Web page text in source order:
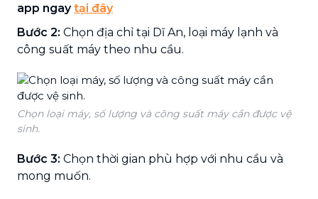
app ngaytại đây
Bước 2: Chọn địa chỉ tại Dĩ An, loại máy lạnh và
công suất máy theo nhu cầu.
Chọn loại máy, số lượng và công suất máy cần được vệ
sinh.
Bước 3: Chọn thời gian phù hợp với nhu cầu và
mong muốn.